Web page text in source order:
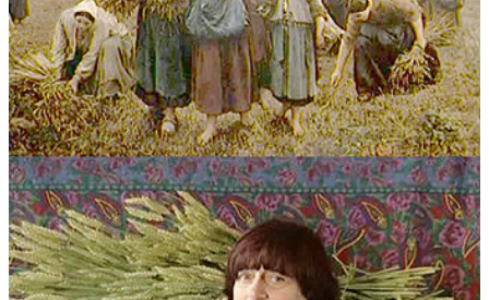
za
17.12
Peter AersEVERYTHING DEPENDS
ON HOW A THING IS THOUGHT -
CRIME AND PUNISHMENT
14:00
conversations
TICKET
Workshops Showing
17:00 - 18:00
workshop
Closing event:COME TOGETHERfor
the very last time!
19:00 - 05:00
event
free